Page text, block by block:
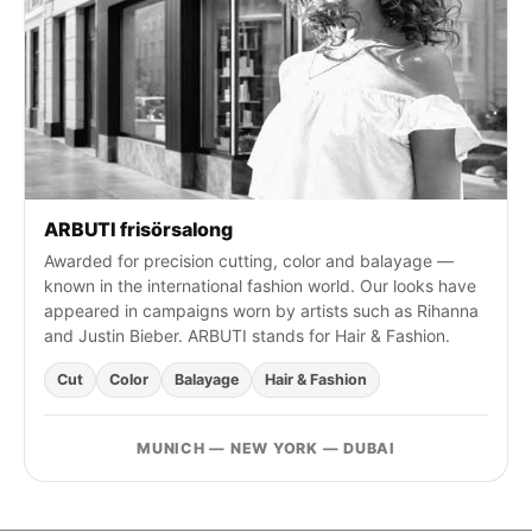
:
ARBUTI frisörsalong
Awarded for precision cutting, color and balayage —
known in the international fashion world. Our looks have
appeared in campaigns worn by artists such as Rihanna
and Justin Bieber. ARBUTI stands for Hair & Fashion.
Cut Color Balayage Hair & Fashion
MUNICH — NEW YORK — DUBAI